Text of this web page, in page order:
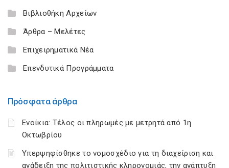
Βιβλιοθήκη Αρχείων
Άρθρα – Μελέτες
Επιχειρηματικά Νέα
Επενδυτικά Προγράμματα
Πρόσφατα άρθρα
Ενοίκια: Τέλος οι πληρωμές με μετρητά από 1η
Οκτωβρίου
Υπερψηφίσθηκε το νομοσχέδιο για τη διαχείριση και
ανάδειξη της πολιτιστικής κληρονομιάς, την ανάπτυξη